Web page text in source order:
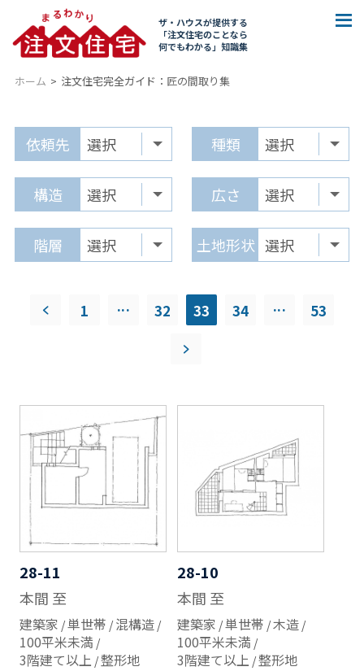
ザ・ハウスが提供する
「注文住宅のことなら
何でもわかる」知識集
ホーム 注文住宅完全ガイド： 匠の間取り集
依頼先 種類
構造 広さ
階層 土地形状
1 ... 32 33 34 ... 53
28-11
本間 至
建築家 単世帯 混構造
100平米未満
3階建て以上 整形地
28-10
本間 至
建築家 単世帯 木造
100平米未満
3階建て以上 整形地